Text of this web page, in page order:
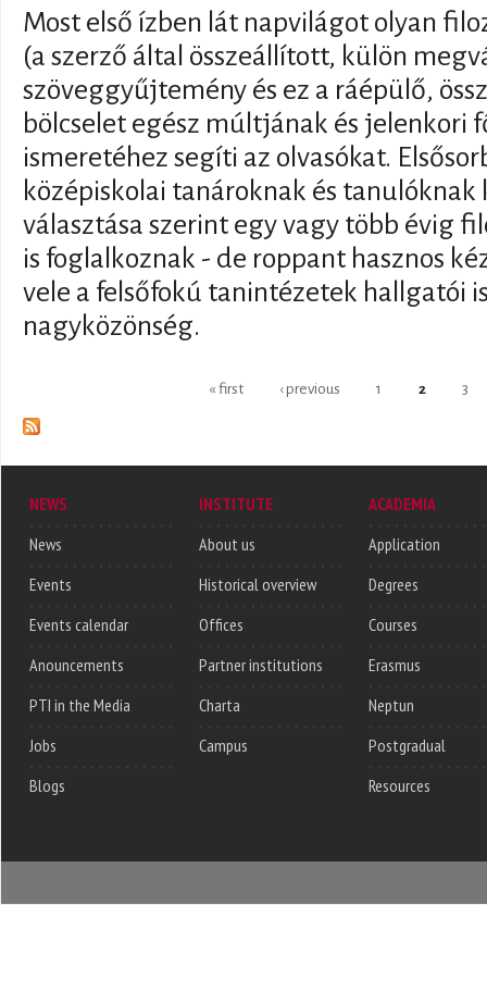
Most első ízben lát napvilágot olyan
(a szerző által összeállított, külön
szöveggyűjtemény és ez a ráépülő,
bölcselet egész múltjának és jelenkori
ismeretéhez segíti az olvasókat.
középiskolai tanároknak és
választása szerint egy vagy több évig
is foglalkoznak - de roppant hasznos
vele a felsőfokú tanintézetek hallgatói
nagyközönség.
« first ‹ previous 1 2 3
NEWS
News
Events
Events calendar
Anouncements
PTI in the Media
Jobs
Blogs
INSTITUTE
About us
Historical overview
Offices
Partner institutions
Charta
Campus
ACADEMIA
Application
Degrees
Courses
Erasmus
Neptun
Postgradual
Resources